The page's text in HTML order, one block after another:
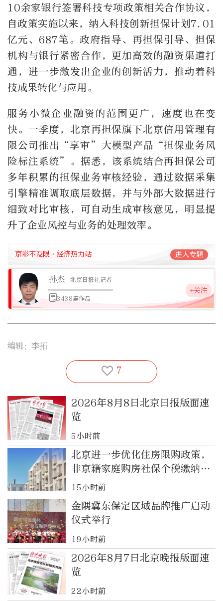
10余家银行签署科技专项政策相关合作协议，
自政策实施以来，纳入科技创新担保计划7.01
亿元、687笔。政府指导、再担保引导、担保
机构与银行紧密合作，更加高效的融资渠道打
通，进一步激发出企业的创新活力，推动着科
技成果转化与应用。
服务小微企业融资的范围更广，速度也在变
快。一季度，北京再担保旗下北京信用管理有
限公司推出“享审”大模型产品“担保业务风
险标注系统”。据悉，该系统结合再担保公司
多年积累的担保业务审核经验，通过数据采集
引擎精准调取底层数据，并与外部大数据进行
细致对比审核，可自动生成审核意见，明显提
升了企业风控与业务的处理效率。
京彩不设限·经济热力站 进入专题
孙杰 北京日报社记者
3438篇作品
+关注
编辑：李拓
7
2026年8月8日北京日报版面速
览
5小时前
北京进一步优化住房限购政策，
非京籍家庭购房社保个税缴纳年
限下调为一年
15小时前
金隅冀东保定区域品牌推广启动
仪式举行
19小时前
2026年8月7日北京晚报版面速
览
22小时前